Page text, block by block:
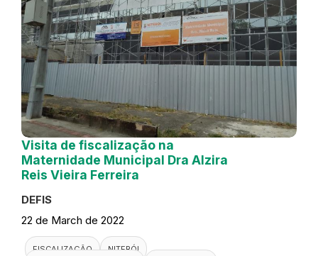
Visita de fiscalização na
Maternidade Municipal Dra Alzira
Reis Vieira Ferreira
DEFIS
22 de March de 2022
FISCALIZAÇÃO
NITERÓI